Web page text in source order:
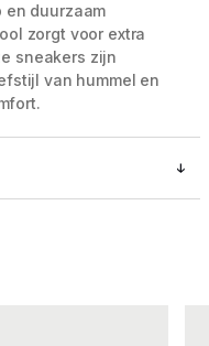
en duurzaam
zorgt voor extra
sneakers zijn
van hummel en